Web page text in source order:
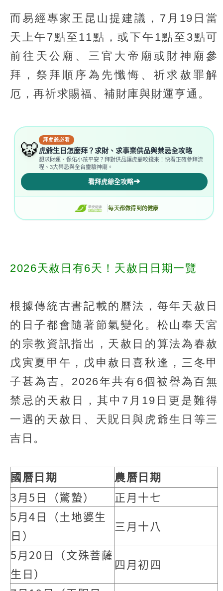
而易經專家王昆山提建議，7月19日當
天上午7點至11點，或下午1點至3點可
前往天公廟、三官大帝廟或財神廟參
拜，祭拜順序為先懺悔、祈求赦罪解
厄，再祈求賜福、補財庫與財運亨通。
2026天赦日有6天！天赦日日期一覽
根據傳統古書記載的曆法，每年天赦日
的日子都會隨著節氣變化。松山奉天宮
的宗教資訊指出，天赦日的算法為春赦
戊寅夏甲午，戊申赦日喜秋逢，三冬甲
子甚為吉。2026年共有6個被譽為百無
禁忌的天赦日，其中7月19日更是難得
一遇的天赦日、天貺日與虎爺生日等三
吉日。
國曆日期 農曆日期
3月5日（驚蟄）
正月十七
5月4日（土地婆生
日）
三月十八
5月20日（文殊菩薩
生日）
四月初四